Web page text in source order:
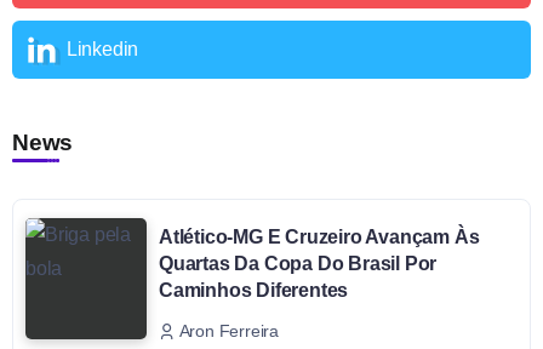
Linkedin
News
Atlético-MG E Cruzeiro Avançam Às
Quartas Da Copa Do Brasil Por
Caminhos Diferentes
Aron Ferreira